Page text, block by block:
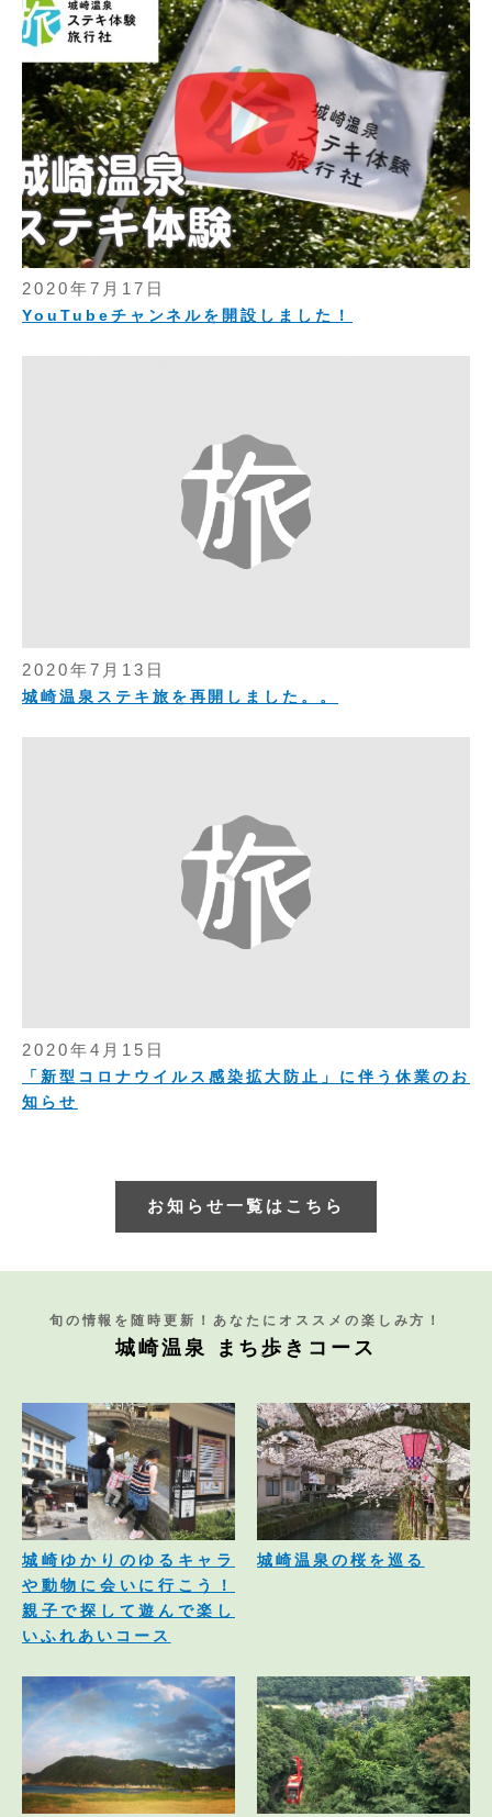
2020年7月17日
YouTubeチャンネルを開設しました！
2020年7月13日
城崎温泉ステキ旅を再開しました。。
2020年4月15日
「新型コロナウイルス感染拡大防止」に伴う休業のお
知らせ
お知らせ一覧はこちら
旬の情報を随時更新！あなたにオススメの楽しみ方！
城崎温泉 まち歩きコース
城崎ゆかりのゆるキャラ
や動物に会いに行こう！
親子で探して遊んで楽し
いふれあいコース
城崎温泉の桜を巡る